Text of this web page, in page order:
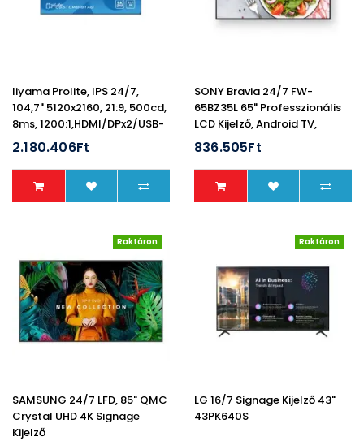
Iiyama Prolite, IPS 24/7,
104,7" 5120x2160, 21:9, 500cd,
8ms, 1200:1,HDMI/DPx2/USB-
C/USBx4/RJ45, LH10551UWS-
B1AG
2.180.406Ft
SONY Bravia 24/7 FW-
65BZ35L 65" Professzionális
LCD Kijelző, Android TV,
3840x2160, 16:9, 550 Cd/m2,
4xHDMI/2xUSB/WIFI
836.505Ft
Raktáron
SAMSUNG 24/7 LFD, 85" QMC
Crystal UHD 4K Signage
Kijelző
Raktáron
LG 16/7 Signage Kijelző 43"
43PK640S